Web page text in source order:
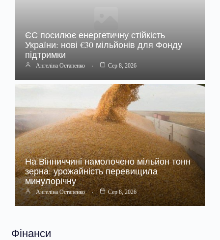
ЄС посилює енергетичну стійкість
України: нові €30 мільйонів для Фонду
підтримки
Ангеліна Остапенко Сер 8, 2026
На Вінниччині намолочено мільйон тонн
зерна: урожайність перевищила
минулорічну
Ангеліна Остапенко Сер 8, 2026
Фінанси